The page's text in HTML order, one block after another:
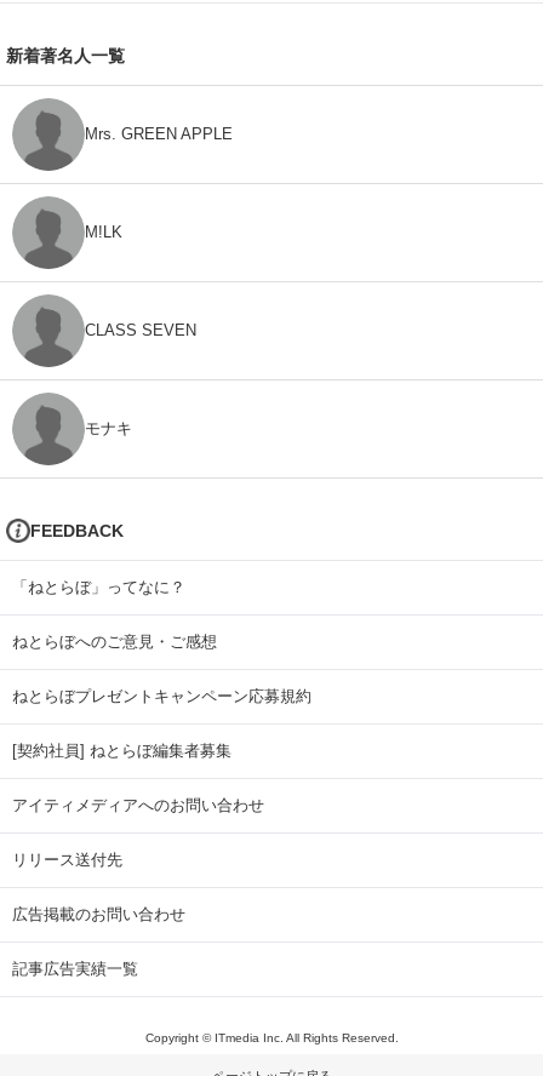
新着著名人一覧
Mrs. GREEN APPLE
M!LK
CLASS SEVEN
モナキ
FEEDBACK
「ねとらぼ」ってなに？
ねとらぼへのご意見・ご感想
ねとらぼプレゼントキャンペーン応募規約
[契約社員] ねとらぼ編集者募集
アイティメディアへのお問い合わせ
リリース送付先
広告掲載のお問い合わせ
記事広告実績一覧
Copyright © ITmedia Inc. All Rights Reserved.